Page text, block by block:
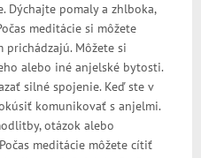
Dýchajte pomaly a zhlboka,
meditácie si môžete
Môžete si
alebo iné anjelské bytosti.
silné spojenie. Keď ste v
komunikovať s anjelmi.
otázok alebo
meditácie môžete cítiť